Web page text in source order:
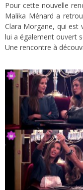
Pour cette nouvelle
Malika Ménard a
Clara Morgane, qui est
lui a également ouvert
Une rencontre à